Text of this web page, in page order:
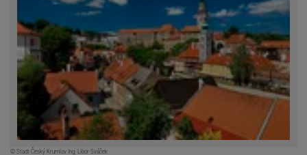
© Stadt Český Krumlov Ing. Libor Sváček